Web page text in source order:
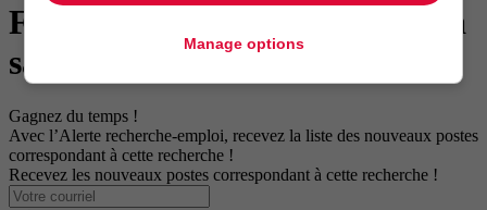
Formateur (professionnel de la
santé)
Gagnez du temps !
Avec l’Alerte recherche-emploi, recevez la liste des nouveaux postes
correspondant à cette recherche !
Recevez les nouveaux postes correspondant à cette recherche !
Manage options